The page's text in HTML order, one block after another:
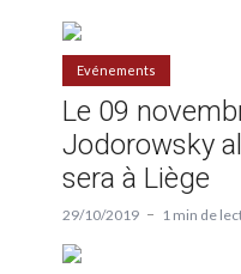
Evénements
Le 09
Jodorowsky
sera à Liège
29/10/2019 1 min de